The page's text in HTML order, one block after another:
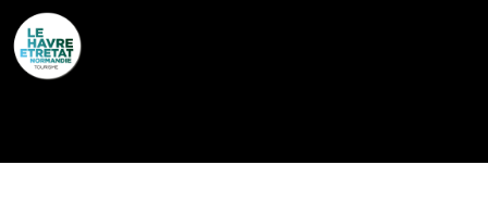
Cookies management panel